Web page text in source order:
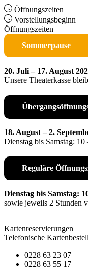
Öffnungszeiten
Vorstellungsbeginn
Öffnungszeiten
Sommerpause
20. Juli – 17. August
Unsere Theaterkasse
18. August – 2.
Dienstag bis Samstag:
Reguläre
Dienstag bis Samstag:
sowie jeweils 2 Stunden
Kartenreservierungen
Telefonische
0228 63 23 07
0228 63 55 17